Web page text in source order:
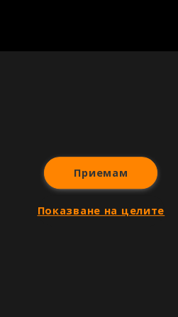
Приемам
Показване на целите